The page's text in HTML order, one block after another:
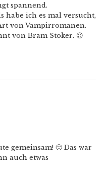
spannend.
habe ich es mal versucht,
von Vampirromanen.
von Bram Stoker. 😉
gemeinsam! 🙂 Das war
auch etwas